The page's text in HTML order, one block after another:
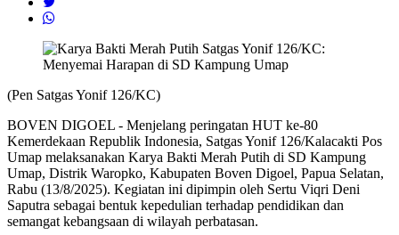
(Pen Satgas Yonif 126/KC)
BOVEN DIGOEL - Menjelang peringatan HUT ke-80
Kemerdekaan Republik Indonesia, Satgas Yonif 126/Kalacakti Pos
Umap melaksanakan Karya Bakti Merah Putih di SD Kampung
Umap, Distrik Waropko, Kabupaten Boven Digoel, Papua Selatan,
Rabu (13/8/2025). Kegiatan ini dipimpin oleh Sertu Viqri Deni
Saputra sebagai bentuk kepedulian terhadap pendidikan dan
semangat kebangsaan di wilayah perbatasan.